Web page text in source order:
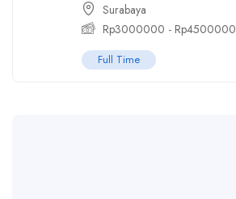
Surabaya
Rp3000000 - Rp4500000
Full Time